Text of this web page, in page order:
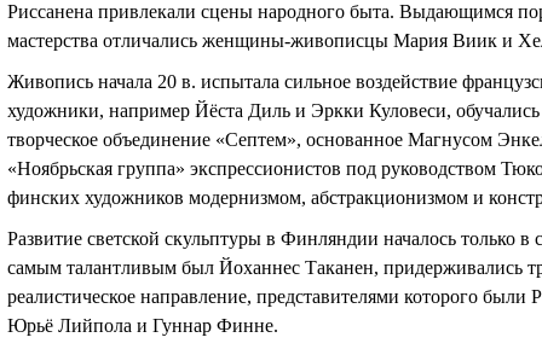
Риссанена привлекали сцены народного быта. Выдающимся
мастерства отличались женщины-живописцы Мария Виик и
Живопись начала 20 в. испытала сильное воздействие
художники, например Йёста Диль и Эркки Куловеси,
творческое объединение «Септем», основанное Магнусом
«Ноябрьская группа» экспрессионистов под руководством
финских художников модернизмом, абстракционизмом и
Развитие светской скульптуры в Финляндии началось только
самым талантливым был Йоханнес Таканен, придерживались
реалистическое направление, представителями которого
Юрьё Лийпола и Гуннар Финне.